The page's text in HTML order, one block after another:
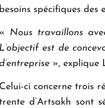
besoins spécifiques
« Nous travaillons
L’objectif est de
d’entreprise », explique
Celui-ci concerne trois
trente d’Artsakh sont